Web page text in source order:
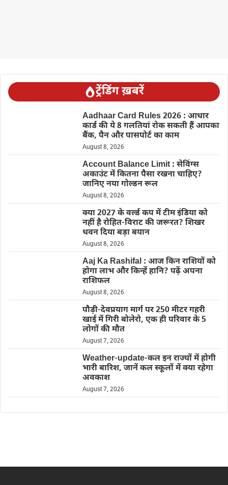
ट्रेंडिंग ख़बरें
Aadhaar Card Rules 2026 : आधार
कार्ड की ये 8 गलतियां रोक सकती हैं आपका
बैंक, पैन और पासपोर्ट का काम
August 8, 2026
Account Balance Limit : सेविंग्स
अकाउंट में कितना पैसा रखना चाहिए?
जानिए नया गोल्डन रूल
August 8, 2026
क्या 2027 के वर्ल्ड कप में टीम इंडिया को
नहीं है रोहित-विराट की जरूरत? शिखर
धवन दिया बड़ा बयान
August 8, 2026
Aaj Ka Rashifal : आज किन राशियों को
होगा लाभ और किन्हें हानि? पढ़ें अपना
राशिफल
August 8, 2026
पौड़ी-देवप्रयाग मार्ग पर 250 मीटर गहरी
खाई में गिरी बोलेरो, एक ही परिवार के 5
लोगों की मौत
August 7, 2026
Weather-update-कल इन राज्यों में होगी
भारी बारिश, जानें कल स्कूलों में क्या रहेगा
अवकाश
August 7, 2026